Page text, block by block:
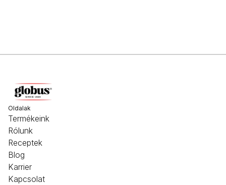
Oldalak
Termékeink
Rólunk
Receptek
Blog
Karrier
Kapcsolat